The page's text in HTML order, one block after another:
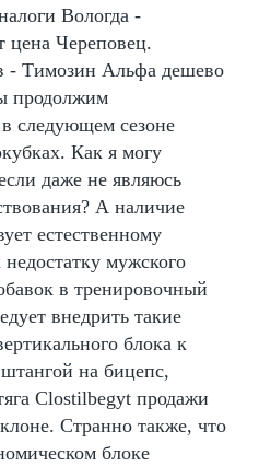
Вологда -
цена Череповец.
- Tимозин Альфа дешево
продолжим
следующем сезоне
Как я могу
даже не являюсь
А наличие
естественному
мужского
в тренировочный
внедрить такие
блока к
на бицепс,
Clostilbegyt продажи
Странно также, что
блоке